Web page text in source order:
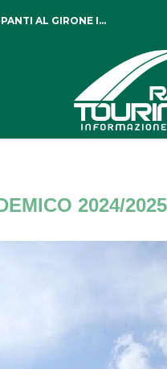
AL GIRONE I...
2024/